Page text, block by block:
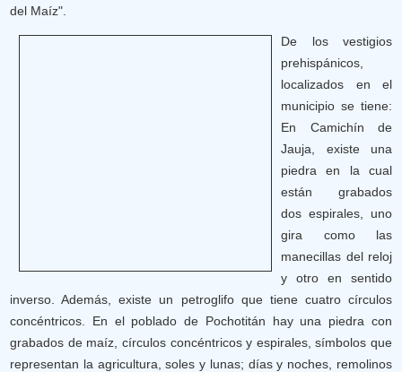
del Maíz".
De los vestigios
prehispánicos,
localizados en el
municipio se tiene:
En Camichín de
Jauja, existe una
piedra en la cual
están grabados
dos espirales, uno
gira como las
manecillas del reloj
y otro en sentido
inverso. Además, existe un petroglifo que tiene cuatro círculos
concéntricos. En el poblado de Pochotitán hay una piedra con
grabados de maíz, círculos concéntricos y espirales, símbolos que
representan la agricultura, soles y lunas; días y noches, remolinos